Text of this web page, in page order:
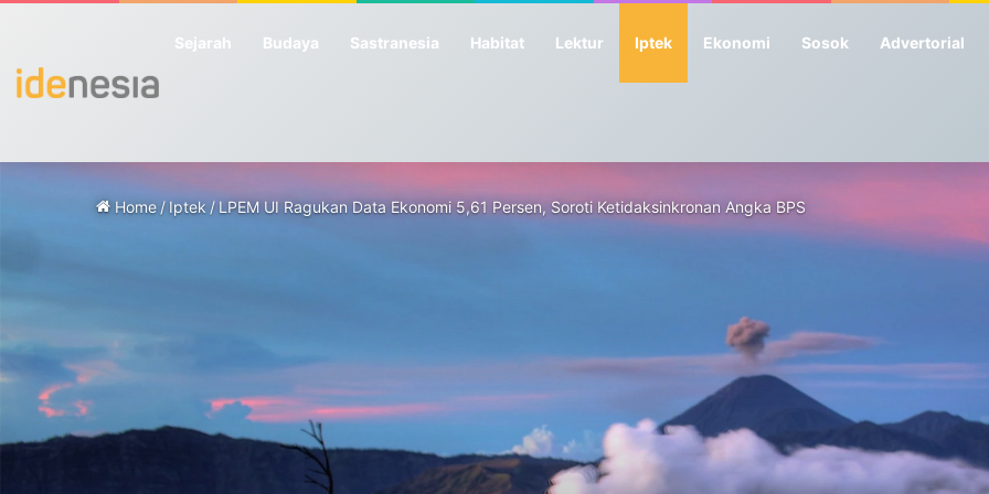
Sejarah Budaya Sastranesia Habitat Lektur Iptek Ekonomi Sosok Advertorial
Home /Iptek /LPEM UI Ragukan Data Ekonomi 5,61 Persen, Soroti Ketidaksinkronan Angka BPS